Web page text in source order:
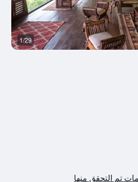
1/29